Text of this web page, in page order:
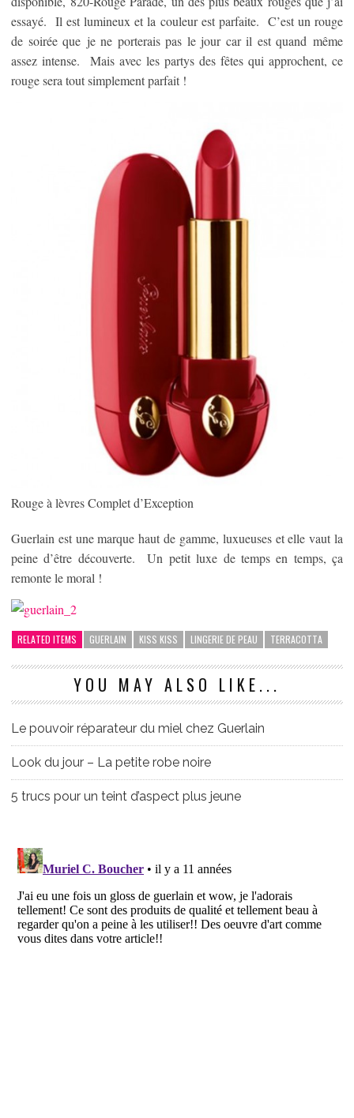
essayé. Il est lumineux et la couleur est parfaite. C’est un rouge
de soirée que je ne porterais pas le jour car il est quand même
assez intense. Mais avec les partys des fêtes qui approchent, ce
rouge sera tout simplement parfait !
Rouge à lèvres Complet d’Exception
Guerlain est une marque haut de gamme, luxueuses et elle vaut la
peine d’être découverte. Un petit luxe de temps en temps, ça
remonte le moral !
RELATED ITEMS GUERLAIN KISS KISS LINGERIE DE PEAU TERRACOTTA
YOU MAY ALSO LIKE...
Le pouvoir réparateur du miel chez Guerlain
Look du jour – La petite robe noire
5 trucs pour un teint d’aspect plus jeune